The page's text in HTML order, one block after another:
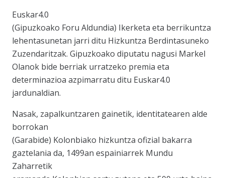
Euskar4.0
(Gipuzkoako Foru Aldundia) Ikerketa eta berrikuntza
lehentasunetan jarri ditu Hizkuntza Berdintasuneko
Zuzendaritzak. Gipuzkoako diputatu nagusi Markel
Olanok bide berriak urratzeko premia eta
determinazioa azpimarratu ditu Euskar4.0
jardunaldian.
Nasak, zapalkuntzaren gainetik, identitatearen alde
borrokan
(Garabide) Kolonbiako hizkuntza ofizial bakarra
gaztelania da, 1499an espainiarrek Mundu
Zaharretik